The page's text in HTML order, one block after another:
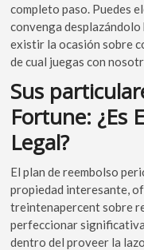
completo paso. Puedes
convenga
existir la ocasión sobre
de cual juegas con
Sus
Fortune: ¿Es
Legal?
El plan de reembolso
propiedad interesante,
treintenapercent sobre
perfeccionar
dentro del proveer la